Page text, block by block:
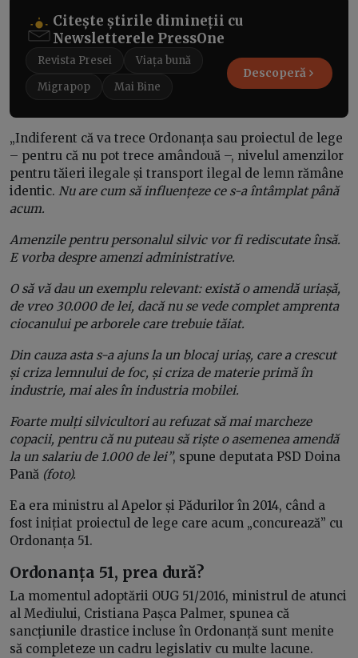
Citește știrile dimineții cu
Newsletterele PressOne
Revista Presei
Viața bună
Migrapop
Mai Bine
Descoperă
„Indiferent că va trece Ordonanța sau proiectul de lege
– pentru că nu pot trece amândouă –, nivelul amenzilor
pentru tăieri ilegale și transport ilegal de lemn rămâne
identic. Nu are cum să influențeze ce s-a întâmplat până
acum.
Amenzile pentru personalul silvic vor fi rediscutate însă.
E vorba despre amenzi administrative.
O să vă dau un exemplu relevant: există o amendă uriașă,
de vreo 30.000 de lei, dacă nu se vede complet amprenta
ciocanului pe arborele care trebuie tăiat.
Din cauza asta s-a ajuns la un blocaj uriaș, care a crescut
și criza lemnului de foc, și criza de materie primă în
industrie, mai ales în industria mobilei.
Foarte mulți silvicultori au refuzat să mai marcheze
copacii, pentru că nu puteau să riște o asemenea amendă
la un salariu de 1.000 de lei”, spune deputata PSD Doina
Pană (foto).
Ea era ministru al Apelor și Pădurilor în 2014, când a
fost inițiat proiectul de lege care acum „concurează” cu
Ordonanța 51.
Ordonanța 51, prea dură?
La momentul adoptării OUG 51/2016, ministrul de atunci
al Mediului, Cristiana Pașca Palmer, spunea că
sancțiunile drastice incluse în Ordonanță sunt menite
să completeze un cadru legislativ cu multe lacune.